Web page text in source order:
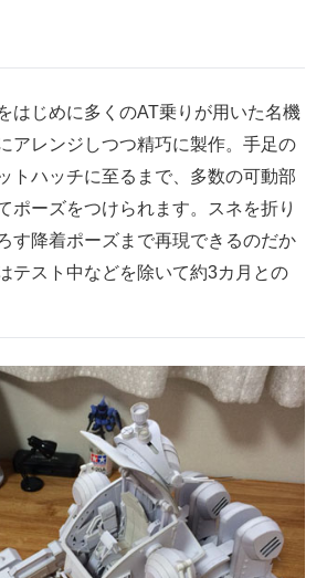
はじめに多くのAT乗りが用いた名機
アレンジしつつ精巧に製作。手足の
トハッチに至るまで、多数の可動部
ポーズをつけられます。スネを折り
す降着ポーズまで再現できるのだか
テスト中などを除いて約3カ月との